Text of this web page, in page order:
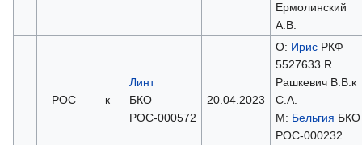
Ермолинский
А.В.
РОС к
Линт
БКО
РОС-000572
20.04.2023
О: ИрисРКФ
5527633 R
Рашкевич В.В.к
С.А.
М: Бельгия БКО
РОС-000232